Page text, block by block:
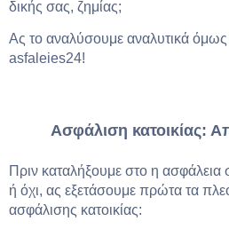
δικής σας, ζημίας;
Ας το αναλύσουμε αναλυτικά
asfaleies24!
Ασφάλιση κατοικίας:
Πριν καταλήξουμε στο η ασφάλεια
ή όχι, ας εξετάσουμε πρώτα τα
ασφάλισης κατοικίας: